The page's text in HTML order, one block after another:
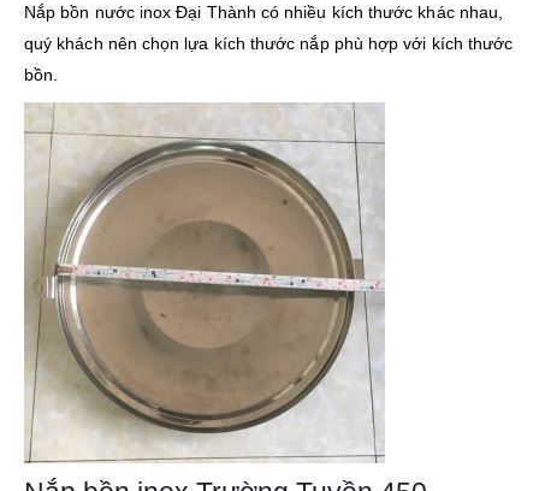
Nắp bồn nước inox Đại Thành có nhiều kích thước khác nhau,
quý khách nên chọn lựa kích thước nắp phù hợp với kích thước
bồn.